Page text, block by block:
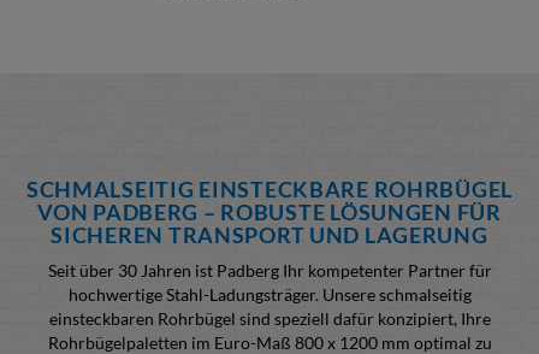
SCHMALSEITIG EINSTECKBARE ROHRBÜGEL
VON PADBERG – ROBUSTE LÖSUNGEN FÜR
SICHEREN TRANSPORT UND LAGERUNG
Seit über 30 Jahren ist Padberg Ihr kompetenter Partner für
hochwertige Stahl-Ladungsträger. Unsere schmalseitig
einsteckbaren Rohrbügel sind speziell dafür konzipiert, Ihre
Rohrbügelpaletten im Euro-Maß 800 x 1200 mm optimal zu